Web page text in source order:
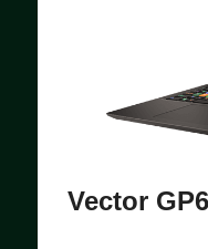
Vector